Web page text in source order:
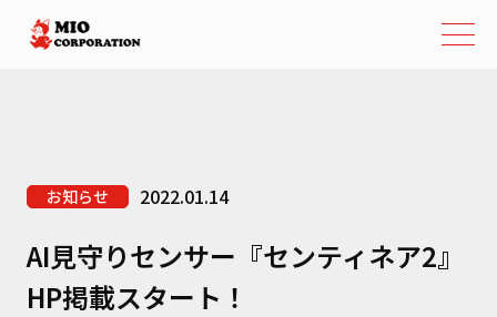
お知らせ 2022.01.14
AI見守りセンサー『センティネア2』
HP掲載スタート！